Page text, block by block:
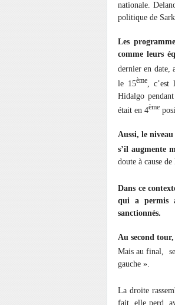
nationale.
politique de
Les
comme leurs
dernier en date,
le 15ème ,
Hidalgo
était en 4ème
Aussi, le
s’il augmente
doute à cause
Dans ce
qui a permis
sanctionnés.
Au second
Mais au final,
gauche ».
La droite
fait, elle perd,